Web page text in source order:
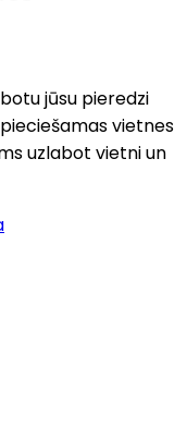
jūsu pieredzi
vietnes
uzlabot vietni un